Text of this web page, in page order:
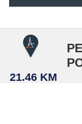
21.46 KM